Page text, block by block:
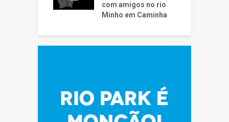
com amigos no rio
Minho em Caminha